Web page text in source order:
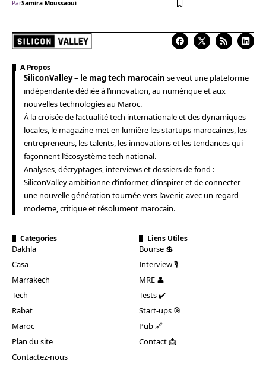
ParSamira Moussaoui
A Propos
SiliconValley – le mag tech marocain se veut une plateforme
indépendante dédiée à l’innovation, au numérique et aux
nouvelles technologies au Maroc.
À la croisée de l’actualité tech internationale et des dynamiques
locales, le magazine met en lumière les startups marocaines, les
entrepreneurs, les talents, les innovations et les tendances qui
façonnent l’écosystème tech national.
Analyses, décryptages, interviews et dossiers de fond :
SiliconValley ambitionne d’informer, d’inspirer et de connecter
une nouvelle génération tournée vers l’avenir, avec un regard
moderne, critique et résolument marocain.
Categories
Dakhla
Casa
Marrakech
Tech
Rabat
Maroc
Plan du site
Contactez-nous
Liens Utiles
Bourse 💲
Interview 🎙️
MRE 👤
Tests ✔️
Start-ups 🎯
Pub 🔗
Contact 📩